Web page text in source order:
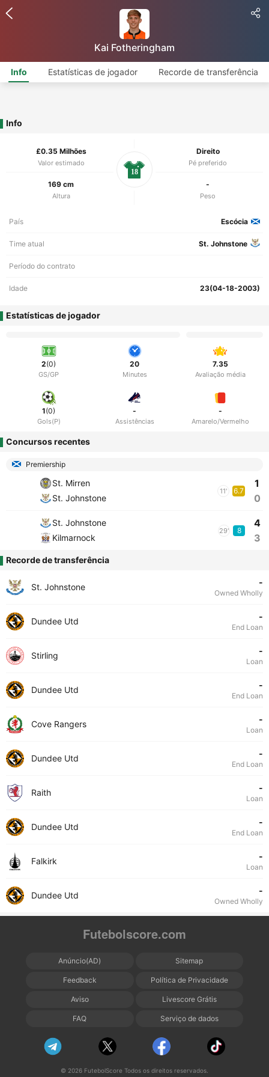
Kai Fotheringham
Info Estatísticas de jogador Recorde de transferência
Info
£0.35 Milhões
Valor estimado
Direito
Pé preferido
169 cm
Altura
-
Peso
18
País Escócia
Time atual St. Johnstone
Período do contrato
Idade 23(04-18-2003)
Estatísticas de jogador
2(0)
GS/GP
20
Minutes
7.35
Avaliação média
1(0)
Gols(P)
-
Assistências
-
Amarelo/Vermelho
Concursos recentes
Premiership
St. Mirren
St. Johnstone
11' 6.7
1
0
St. Johnstone
Kilmarnock
29' 8
4
3
Recorde de transferência
St. Johnstone -
Owned Wholly
Dundee Utd -
End Loan
Stirling -
Loan
Dundee Utd -
End Loan
Cove Rangers -
Loan
Dundee Utd -
End Loan
Raith -
Loan
Dundee Utd -
End Loan
Falkirk -
Loan
Dundee Utd -
Owned Wholly
Futebolscore.com
Anúncio(AD) Sitemap
Feedback Política de Privacidade
Aviso Livescore Grátis
FAQ Serviço de dados
© 2026 FutebolScore Todos os direitos reservados.